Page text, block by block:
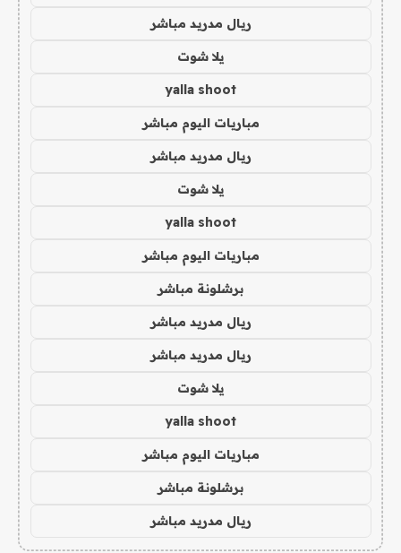
ريال مدريد مباشر
يلا شوت
yalla shoot
مباريات اليوم مباشر
ريال مدريد مباشر
يلا شوت
yalla shoot
مباريات اليوم مباشر
برشلونة مباشر
ريال مدريد مباشر
ريال مدريد مباشر
يلا شوت
yalla shoot
مباريات اليوم مباشر
برشلونة مباشر
ريال مدريد مباشر